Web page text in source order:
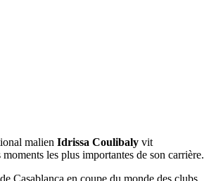
malien Idrissa Coulibaly vit
moments les plus importantes de son carrière.
Casablanca en coupe du monde des clubs